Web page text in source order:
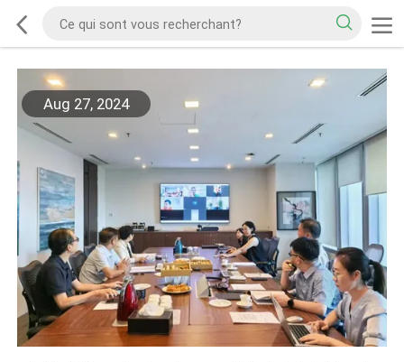
Aug 27, 2024